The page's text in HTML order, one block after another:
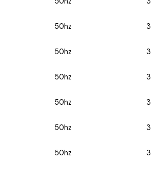
50hz 3
50hz 3
50hz 3
50hz 3
50hz 3
50hz 3